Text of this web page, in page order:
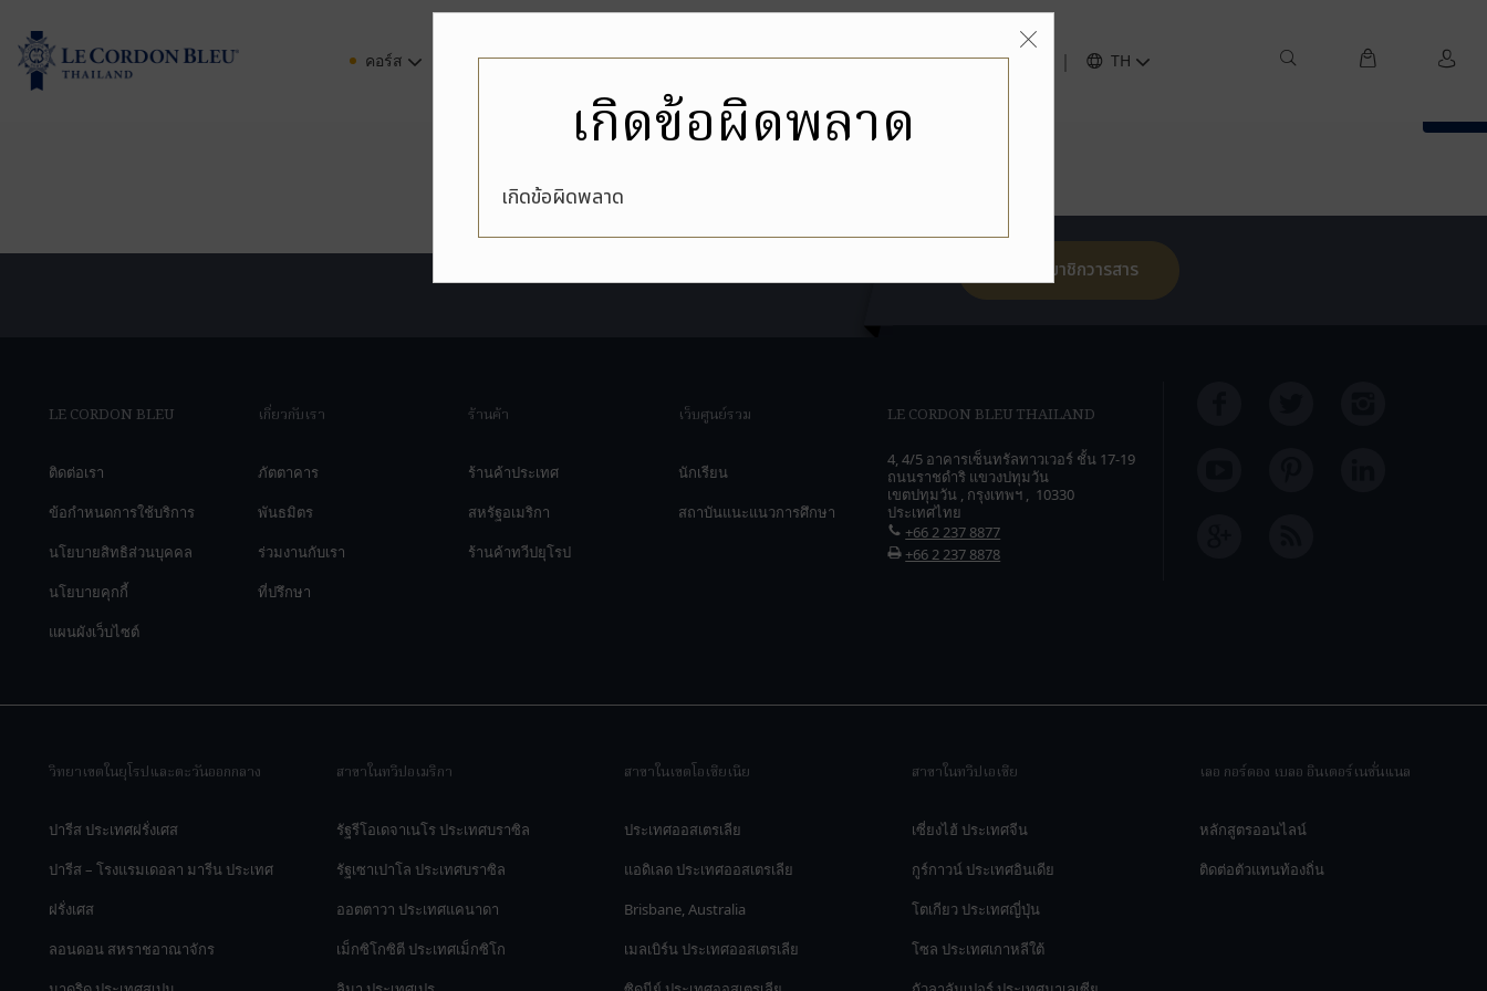
คอร์ส กรุงเทพฯ เอกสารประชาสัมพันธ์ เกี่ยวกับเรา ข่าวสารและกิจกรรม ติดต่อเรา TH
สมัครสมาชิกวารสาร
LE CORDON BLEU
ติดต่อเรา
ข้อกำหนดการใช้บริการ
นโยบายสิทธิส่วนบุคคล
นโยบายคุกกี้
แผนผังเว็บไซต์
เกี่ยวกับเรา
ภัตตาคาร
พันธมิตร
ร่วมงานกับเรา
ที่ปรึกษา
ร้านค้า
ร้านค้าประเทศ
สหรัฐอเมริกา
ร้านค้าทวีปยุโรป
เว็บศูนย์รวม
นักเรียน
สถาบันแนะแนวการศึกษา
LE CORDON BLEU THAILAND
4, 4/5 อาคารเซ็นทรัลทาวเวอร์ ชั้น 17-19
ถนนราชดำริ แขวงปทุมวัน
เขตปทุมวัน , กรุงเทพฯ , 10330
ประเทศไทย
+66 2 237 8877
+66 2 237 8878
วิทยาเขตในยุโรปและตะวันออกกลาง
ปารีส ประเทศฝรั่งเศส
ปารีส – โรงแรมเดอลา มารีน ประเทศ
ฝรั่งเศส
ลอนดอน สหราชอาณาจักร
สาขาในทวีปอเมริกา
รัฐรีโอเดจาเนโร ประเทศบราซิล
รัฐเซาเปาโล ประเทศบราซิล
ออตตาวา ประเทศแคนาดา
เม็กซิโกซิตี ประเทศเม็กซิโก
สาขาในเขตโอเชียเนีย
ประเทศออสเตรเลีย
แอดิเลด ประเทศออสเตรเลีย
Brisbane, Australia
เมลเบิร์น ประเทศออสเตรเลีย
สาขาในทวีปเอเชีย
เซี่ยงไฮ้ ประเทศจีน
กูร์กาวน์ ประเทศอินเดีย
โตเกียว ประเทศญี่ปุ่น
โซล ประเทศเกาหลีใต้
เลอ กอร์ดอง เบลอ อินเตอร์เนชั่นแนล
หลักสูตรออนไลน์
ติดต่อตัวแทนท้องถิ่น
เกิดข้อผิดพลาด
เกิดข้อผิดพลาด